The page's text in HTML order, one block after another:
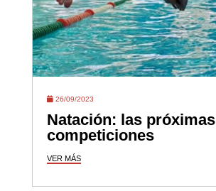
26/09/2023
Natación: las próximas
competiciones
VER MÁS